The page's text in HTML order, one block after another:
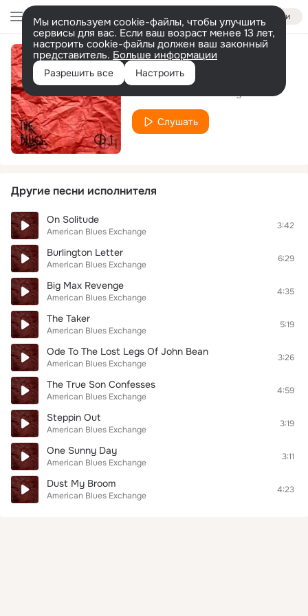
Войти
Мы используем cookie-файлы, чтобы улучшить
сервисы для вас. Если ваш возраст менее 13 лет,
настроить cookie-файлы должен ваш законный
представитель. Больше информации
Разрешить все Настроить
Age Child
Слушать
Другие песни исполнителя
On Solitude
American Blues Exchange
3:42
Burlington Letter
American Blues Exchange
6:29
Big Max Revenge
American Blues Exchange
4:35
The Taker
American Blues Exchange
5:19
Ode To The Lost Legs Of John Bean
American Blues Exchange
3:26
The True Son Confesses
American Blues Exchange
4:59
Steppin Out
American Blues Exchange
3:19
One Sunny Day
American Blues Exchange
3:11
Dust My Broom
American Blues Exchange
4:23